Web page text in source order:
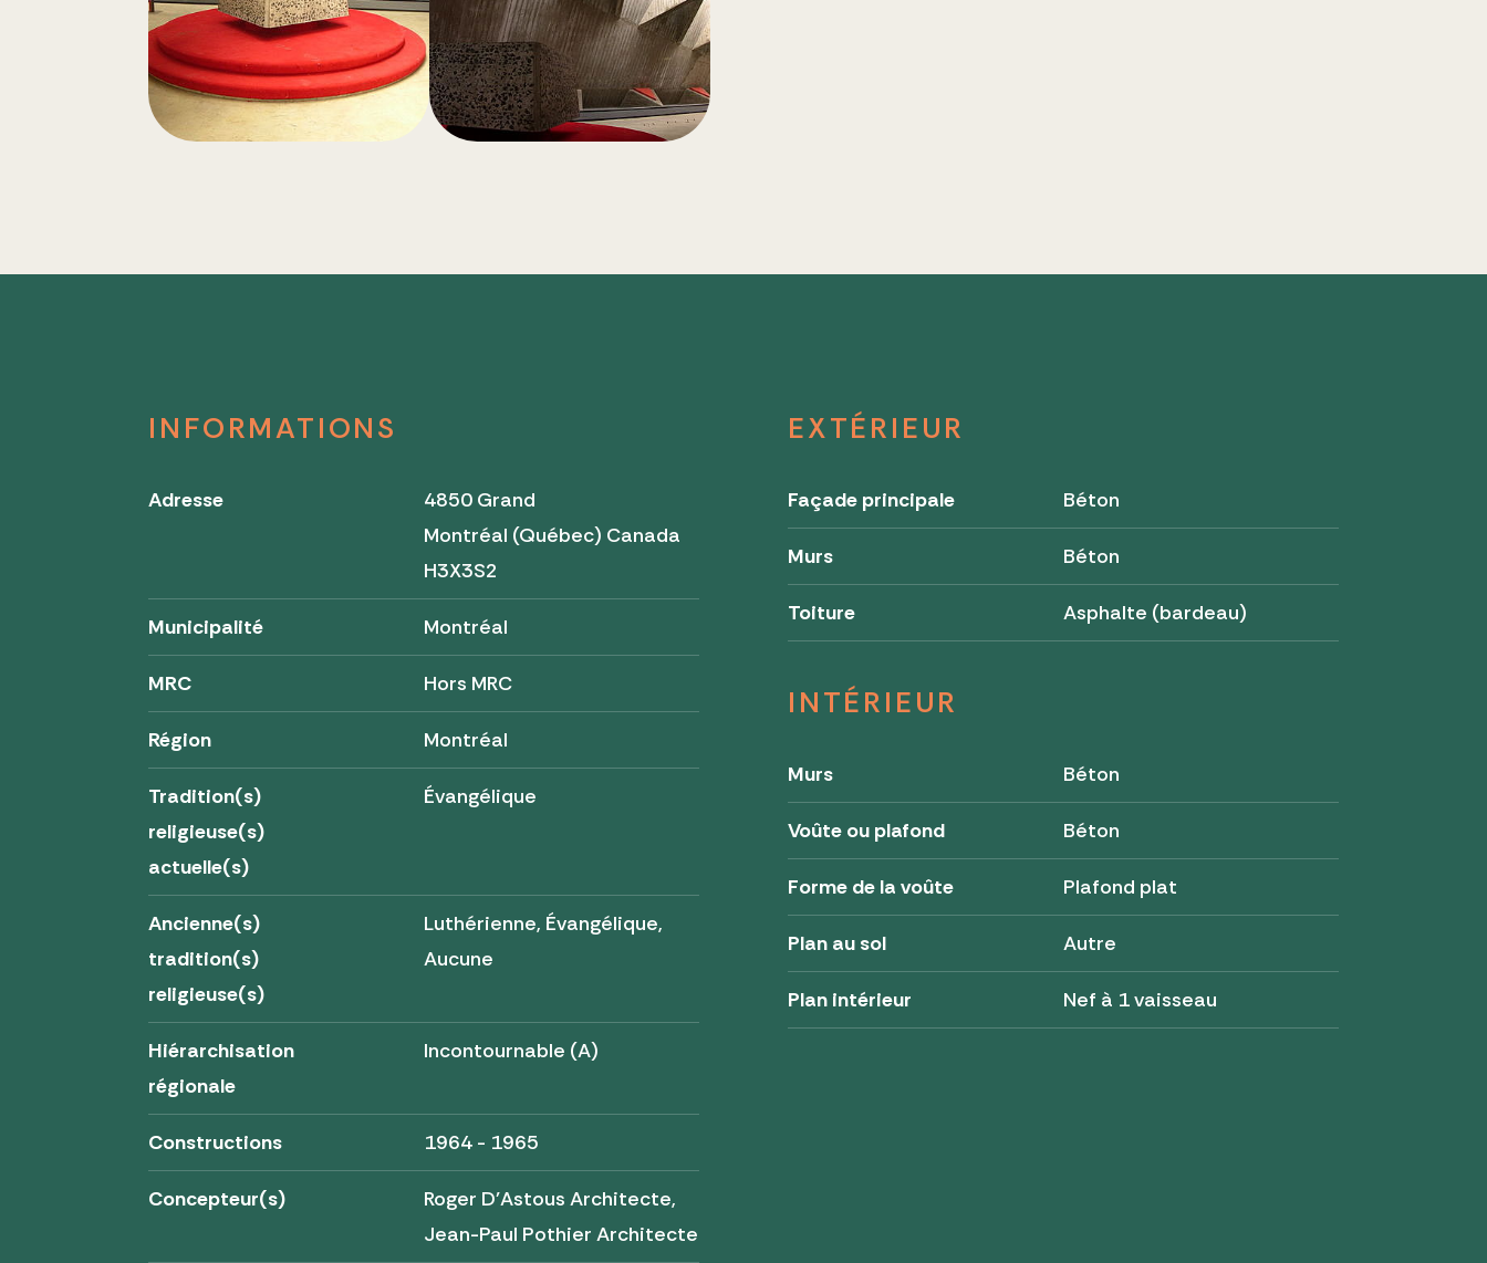
INFORMATIONS
Adresse
4850 Grand
Montréal (Québec) Canada
H3X3S2
Municipalité Montréal
MRC Hors MRC
Région Montréal
Tradition(s)
religieuse(s)
actuelle(s)
Évangélique
Ancienne(s)
tradition(s)
religieuse(s)
Luthérienne, Évangélique,
Aucune
Hiérarchisation
régionale
Incontournable (A)
Constructions 1964 - 1965
Concepteur(s)
Roger D'Astous Architecte,
Jean-Paul Pothier Architecte
EXTÉRIEUR
Façade principale Béton
Murs Béton
Toiture Asphalte (bardeau)
INTÉRIEUR
Murs Béton
Voûte ou plafond Béton
Forme de la voûte Plafond plat
Plan au sol Autre
Plan intérieur Nef à 1 vaisseau